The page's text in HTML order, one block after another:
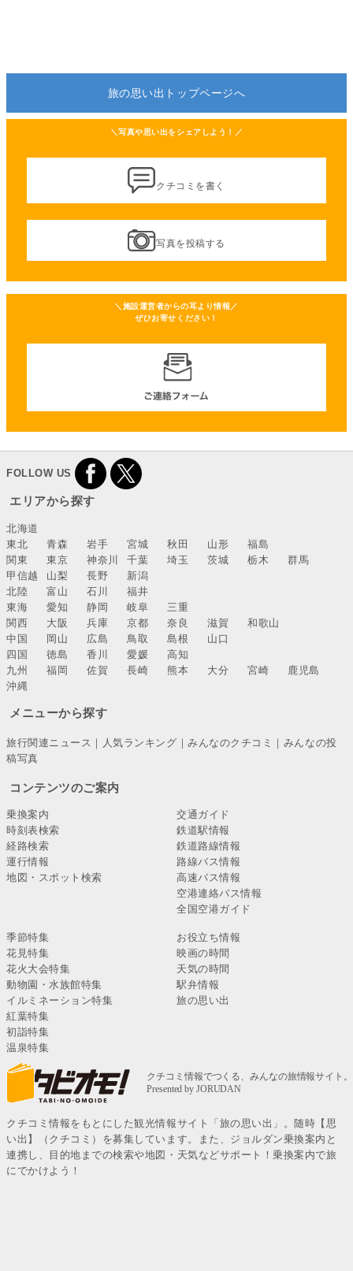
旅の思い出トップページへ
＼写真や思い出をシェアしよう！／
クチコミを書く
写真を投稿する
＼施設運営者からの耳より情報／
ぜひお寄せください！
FOLLOW US
エリアから探す
北海道
東北
青森 岩手 宮城 秋田 山形
福島
関東
東京 神奈川 千葉 埼玉 茨城 栃木
群馬
甲信越
山梨 長野
新潟
北陸
富山 石川
福井
東海
愛知 静岡 岐阜
三重
関西
大阪 兵庫 京都 奈良 滋賀
和歌山
中国
岡山 広島 鳥取 島根
山口
四国
徳島 香川 愛媛
高知
九州
福岡 佐賀 長崎 熊本 大分 宮崎
鹿児島
沖縄
メニューから探す
旅行関連ニュース ｜ 人気ランキング ｜みんなのクチコミ ｜ みんなの投
稿写真
コンテンツのご案内
乗換案内
時刻表検索
経路検索
運行情報
地図・スポット検索
交通ガイド
鉄道駅情報
鉄道路線情報
路線バス情報
高速バス情報
空港連絡バス情報
全国空港ガイド
季節特集
花見特集
花火大会特集
動物園・水族館特集
イルミネーション特集
紅葉特集
初詣特集
温泉特集
お役立ち情報
映画の時間
天気の時間
駅弁情報
旅の思い出
クチコミ情報をもとにした観光情報サイト「旅の思い出」。随時【思
い出】（クチコミ）を募集しています。また、ジョルダン乗換案内と
連携し、目的地までの検索や地図・天気などサポート！乗換案内で旅
にでかけよう！